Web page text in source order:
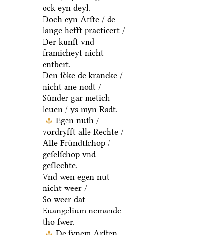
ock eyn deyl.
Doch eyn Arſte / de
lange hefft practicert /
Der kunſt vnd
framicheyt nicht
entbert.
Den ſoͤke de krancke /
nicht ane nodt /
Suͤnder gar metich
leuen / ys myn Radt.
Egen nuth /
vordryfft alle Rechte /
Alle Fruͤndtſchop /
geſelſchop vnd
geſlechte.
Vnd wen egen nut
nicht weer /
So weer dat
Euangelium nemande
tho ſwer.